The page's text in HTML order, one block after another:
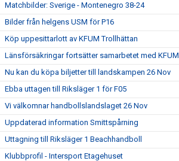
Matchbilder: Sverige - Montenegro 38-24
Bilder från helgens USM för P16
Köp uppesittarlott av KFUM Trollhättan
Länsförsäkringar fortsätter samarbetet med KFUM
Nu kan du köpa biljetter till landskampen 26 Nov
Ebba uttagen till Riksläger 1 för F05
Vi välkomnar handbollslandslaget 26 Nov
Uppdaterad information Smittspårning
Uttagning till Riksläger 1 Beachhandboll
Klubbprofil - Intersport Etagehuset